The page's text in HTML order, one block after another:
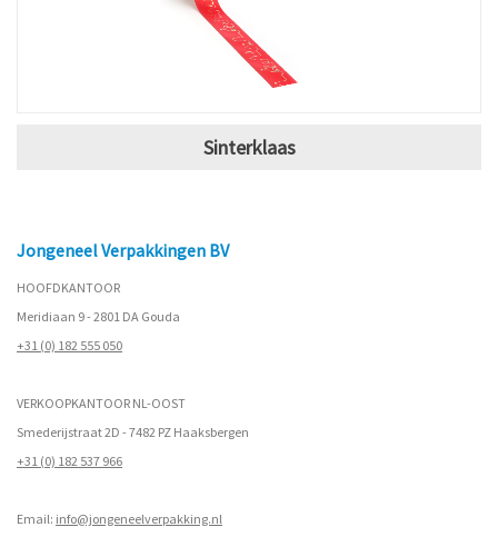
Sinterklaas
Jongeneel Verpakkingen BV
HOOFDKANTOOR
Meridiaan 9 - 2801 DA Gouda
+31 (0) 182 555 050
VERKOOPKANTOOR NL-OOST
Smederijstraat 2D - 7482 PZ Haaksbergen
+31 (0) 182 537 966
Email: info@jongeneelverpakking.nl